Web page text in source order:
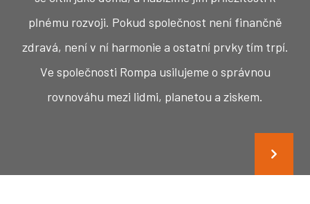
plnému rozvoji. Pokud společnost není finančně
zdravá, není v ní harmonie a ostatní prvky tím trpí.
Ve společnosti Rompa usilujeme o správnou
rovnováhu mezi lidmi, planetou a ziskem.